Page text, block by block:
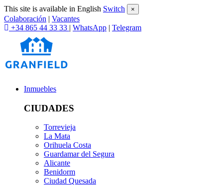
This site is available in English Switch ×
Colaboración | Vacantes
+34 865 44 33 33 | WhatsApp | Telegram
Inmuebles
CIUDADES
Torrevieja
La Mata
Orihuela Costa
Guardamar del Segura
Alicante
Benidorm
Ciudad Quesada